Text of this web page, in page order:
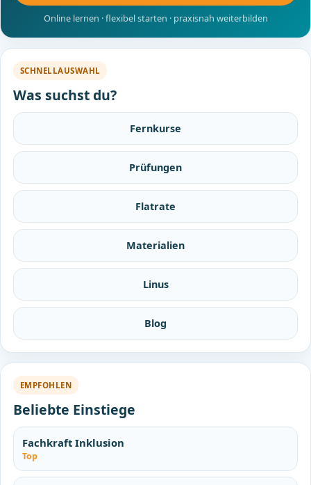
Online lernen · flexibel starten · praxisnah weiterbilden
SCHNELLAUSWAHL
Was suchst du?
Fernkurse
Prüfungen
Flatrate
Materialien
Linus
Blog
EMPFOHLEN
Beliebte Einstiege
Fachkraft Inklusion
Top